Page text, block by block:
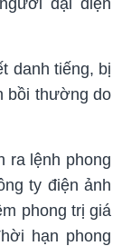
danh tiếng, bị
bồi thường do
ra lệnh phong
ty điện ảnh
phong trị giá
hạn phong